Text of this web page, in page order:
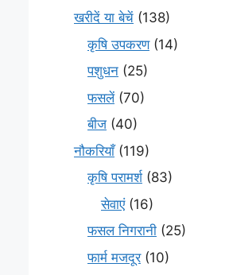
खरीदें या बेचें (138)
कृषि उपकरण(14)
पशुधन (25)
फसलें(70)
बीज (40)
नौकरियाँ(119)
कृषि परामर्श(83)
सेवाएं(16)
फसल निगरानी (25)
फार्म मजदूर(10)